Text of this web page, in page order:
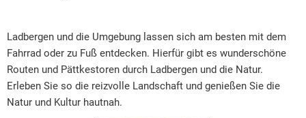
Natur
erleben
Ladbergen und die Umgebung lassen sich am besten mit dem
Fahrrad oder zu Fuß entdecken. Hierfür gibt es wunderschöne
Routen und Pättkestoren durch Ladbergen und die Natur.
Erleben Sie so die reizvolle Landschaft und genießen Sie die
Natur und Kultur hautnah.